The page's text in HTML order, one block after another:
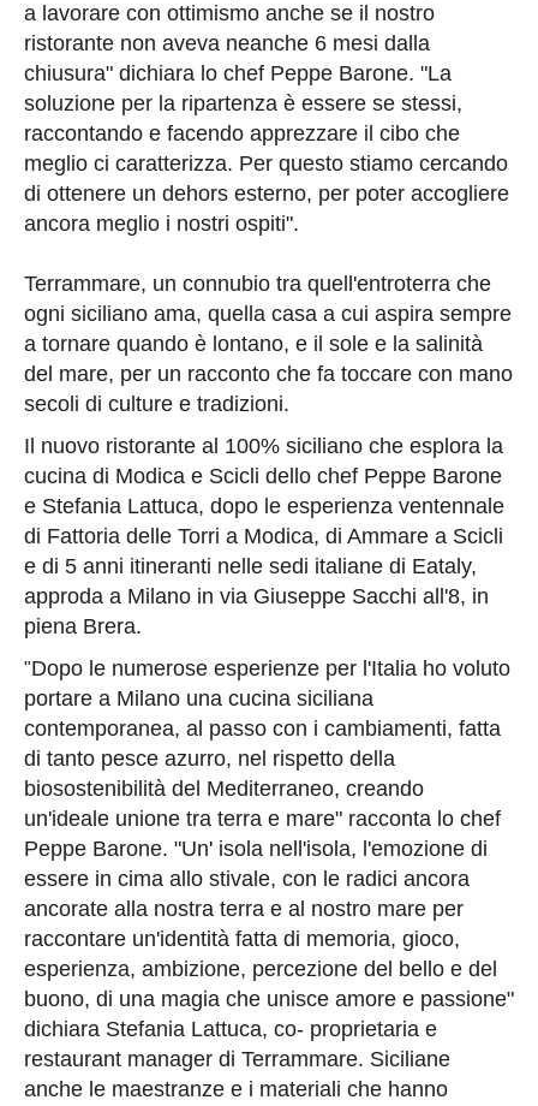
a lavorare con ottimismo anche se il nostro
ristorante non aveva neanche 6 mesi dalla
chiusura" dichiara lo chef Peppe Barone. "La
soluzione per la ripartenza è essere se stessi,
raccontando e facendo apprezzare il cibo che
meglio ci caratterizza. Per questo stiamo cercando
di ottenere un dehors esterno, per poter accogliere
ancora meglio i nostri ospiti".
Terrammare, un connubio tra quell'entroterra che
ogni siciliano ama, quella casa a cui aspira sempre
a tornare quando è lontano, e il sole e la salinità
del mare, per un racconto che fa toccare con mano
secoli di culture e tradizioni.
Il nuovo ristorante al 100% siciliano che esplora la
cucina di Modica e Scicli dello chef Peppe Barone
e Stefania Lattuca, dopo le esperienza ventennale
di Fattoria delle Torri a Modica, di Ammare a Scicli
e di 5 anni itineranti nelle sedi italiane di Eataly,
approda a Milano in via Giuseppe Sacchi all'8, in
piena Brera.
"Dopo le numerose esperienze per l'Italia ho voluto
portare a Milano una cucina siciliana
contemporanea, al passo con i cambiamenti, fatta
di tanto pesce azurro, nel rispetto della
biosostenibilità del Mediterraneo, creando
un'ideale unione tra terra e mare" racconta lo chef
Peppe Barone. "Un' isola nell'isola, l'emozione di
essere in cima allo stivale, con le radici ancora
ancorate alla nostra terra e al nostro mare per
raccontare un'identità fatta di memoria, gioco,
esperienza, ambizione, percezione del bello e del
buono, di una magia che unisce amore e passione"
dichiara Stefania Lattuca, co- proprietaria e
restaurant manager di Terrammare. Siciliane
anche le maestranze e i materiali che hanno